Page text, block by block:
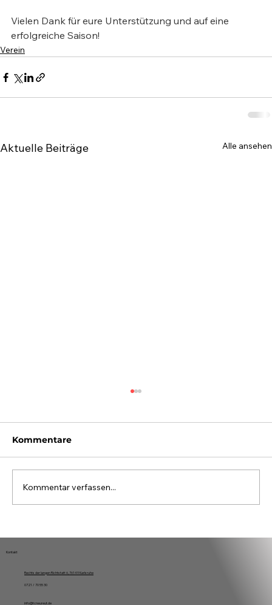
Vielen Dank für eure Unterstützung und auf eine
erfolgreiche Saison!
Verein
Aktuelle Beiträge Alle ansehen
Kommentare
Kommentar verfassen...
Kontakt
Rechts der langen Richtstatt 6, 76149 Karlsruhe
0721 / 70 55 30
info@tcneureut.de